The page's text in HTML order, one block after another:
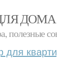
полезные
для